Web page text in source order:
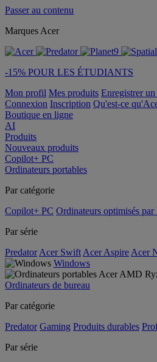
Passer au contenu
Marques Acer
-15% POUR LES ÉTUDIANTS
Mon profil Mes produits Enregistrer
Connexion Inscription Qu'est-ce
Boutique en ligne
AI
Produits
Nouveaux produits
Copilot+ PC
Ordinateurs portables
Par catégorie
Copilot+ PC Ordinateurs optimisés
Par série
Predator Acer Swift Acer Aspire Acer
Windows
Ordinateurs de bureau
Par catégorie
Predator Gaming Produits durables
Par série